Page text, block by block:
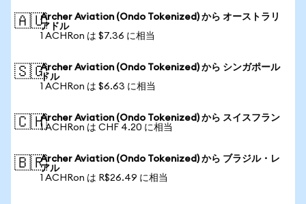
🇦🇺Archer Aviation (Ondo Tokenized) から オーストラリ
アドル
1 ACHRon は $7.36 に相当
🇸🇬Archer Aviation (Ondo Tokenized) から シンガポール
ドル
1 ACHRon は $6.63 に相当
🇨🇭Archer Aviation (Ondo Tokenized) から スイスフラン
1 ACHRon は CHF 4.20 に相当
🇧🇷Archer Aviation (Ondo Tokenized) から ブラジル・レ
アル
1 ACHRon は R$26.49 に相当